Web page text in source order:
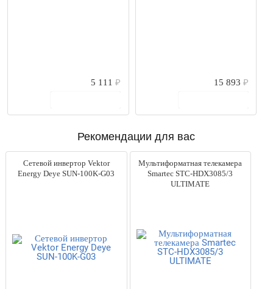
5 111₽ 15 893 ₽
Рекомендации для вас
Сетевой инвертор Vektor
Energy Deye SUN-100K-G03
Мультиформатная телекамера
Smartec STC-HDX3085/3
ULTIMATE